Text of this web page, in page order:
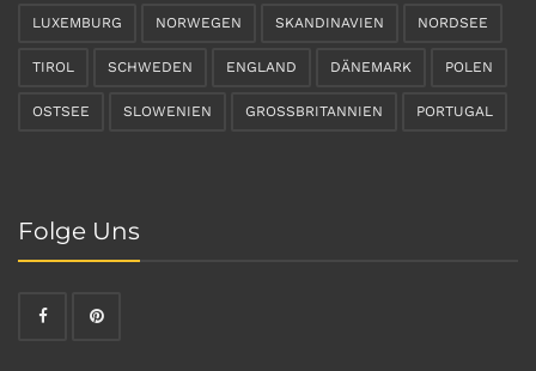
LUXEMBURG NORWEGEN SKANDINAVIEN NORDSEE
TIROL SCHWEDEN ENGLAND DÄNEMARK POLEN
OSTSEE SLOWENIEN GROSSBRITANNIEN PORTUGAL
Folge Uns